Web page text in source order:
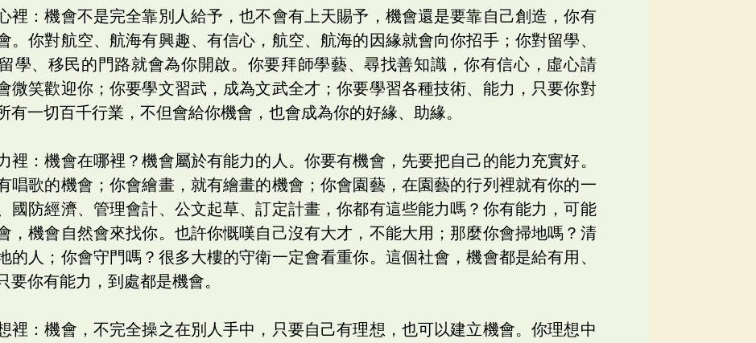
裡：機會不是完全靠別人給予，也不會有上天賜予，機會還是要靠自己創造，你有
。你對航空、航海有興趣、有信心，航空、航海的因緣就會向你招手；你對留學、
學、移民的門路就會為你開啟。你要拜師學藝、尋找善知識，你有信心，虛心請
微笑歡迎你；你要學文習武，成為文武全才；你要學習各種技術、能力，只要你對
有一切百千行業，不但會給你機會，也會成為你的好緣、助緣。
裡：機會在哪裡？機會屬於有能力的人。你要有機會，先要把自己的能力充實好。
唱歌的機會；你會繪畫，就有繪畫的機會；你會園藝，在園藝的行列裡就有你的一
國防經濟、管理會計、公文起草、訂定計畫，你都有這些能力嗎？你有能力，可能
，機會自然會來找你。也許你慨嘆自己沒有大才，不能大用；那麼你會掃地嗎？清
的人；你會守門嗎？很多大樓的守衛一定會看重你。這個社會，機會都是給有用、
要你有能力，到處都是機會。
裡：機會，不完全操之在別人手中，只要自己有理想，也可以建立機會。你理想中